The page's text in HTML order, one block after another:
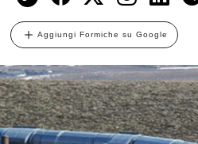
Aggiungi Formiche su Google